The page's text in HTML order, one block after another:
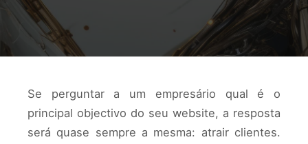
Se perguntar a um empresário qual é o
principal objectivo do seu website, a resposta
será quase sempre a mesma: atrair clientes.